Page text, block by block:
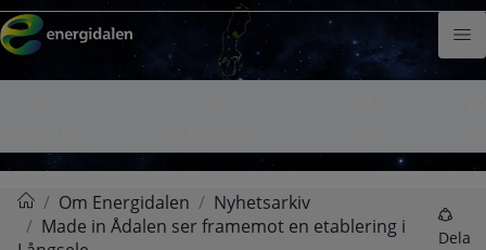
Hoppa till innehåll
Energidalen
/ Om Energidalen / Nyhetsarkiv
/ Made in Ådalen ser framemot en etablering i
Dela